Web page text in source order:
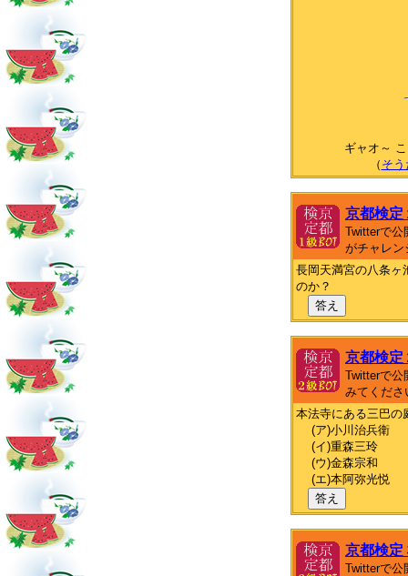
ギャオ～
（ そ
京都検定
Twitterで公
がチャレン
長岡天満宮の八条ヶ
のか？
答え
京都検定
Twitterで公
みてくださ
本法寺にある三巴の
(ア)小川治兵衛
(イ)重森三玲
(ウ)金森宗和
(エ)本阿弥光悦
答え
京都検定
Twitterで公